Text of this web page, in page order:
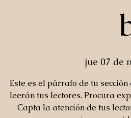
jue 07 de
Este es el párrafo de tu
leerán tus lectores. Procura
Capta la atención de tus